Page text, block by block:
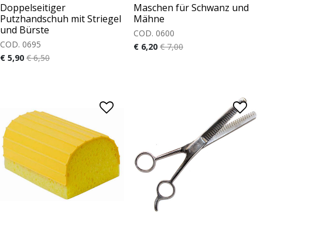
Doppelseitiger
Putzhandschuh mit Striegel
und Bürste
COD. 0695
€ 5,90 € 6,50
Maschen für Schwanz und
Mähne
COD. 0600
€ 6,20 € 7,00